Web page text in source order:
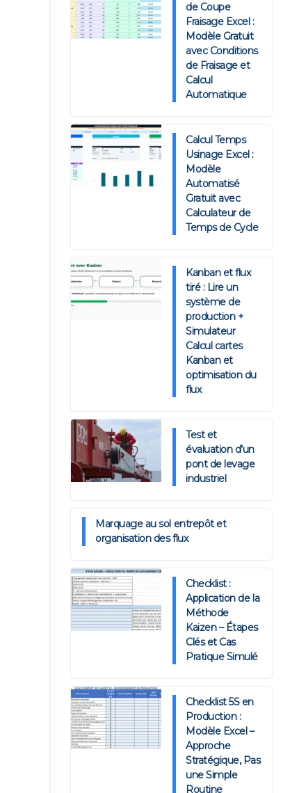
de Coupe
Fraisage Excel :
Modèle Gratuit
avec Conditions
de Fraisage et
Calcul
Automatique
Calcul Temps
Usinage Excel :
Modèle
Automatisé
Gratuit avec
Calculateur de
Temps de Cycle
Kanban et flux
tiré : Lire un
système de
production +
Simulateur
Calcul cartes
Kanban et
optimisation du
flux
Test et
évaluation d’un
pont de levage
industriel
Marquage au sol entrepôt et
organisation des flux
Checklist :
Application de la
Méthode
Kaizen – Étapes
Clés et Cas
Pratique Simulé
Checklist 5S en
Production :
Modèle Excel –
Approche
Stratégique, Pas
une Simple
Routine